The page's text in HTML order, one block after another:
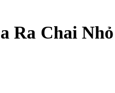
Ra Chai